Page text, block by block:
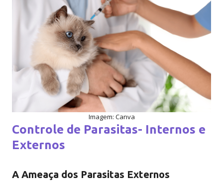
Imagem: Canva
Controle de Parasitas- Internos e
Externos
A Ameaça dos Parasitas Externos